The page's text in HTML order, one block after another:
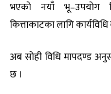
भएको नयाँ भू–उपयोग
कित्ताकाटका लागि
अब सोही विधि मापदण्ड
छ ।